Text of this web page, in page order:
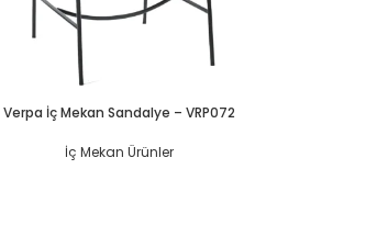
Verpa İç Mekan Sandalye – VRP072
İç Mekan Ürünler